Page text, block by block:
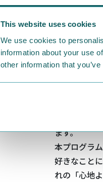
This website uses cookies
We use cookies to
information about your use
other information that
今後の予定
ムーミ
「ムーミン
場所を提供
ムーミンた
鍵がかか
ます。
本プログラ
好きなこと
れの「心地